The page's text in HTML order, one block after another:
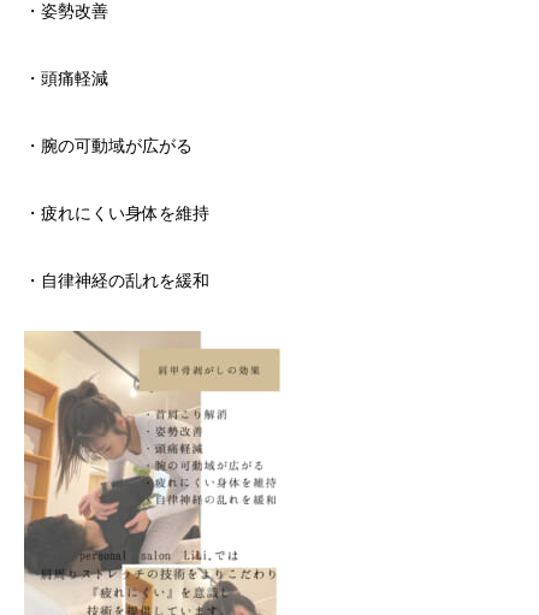
・姿勢改善
・頭痛軽減
・腕の可動域が広がる
・疲れにくい身体を維持
・自律神経の乱れを緩和